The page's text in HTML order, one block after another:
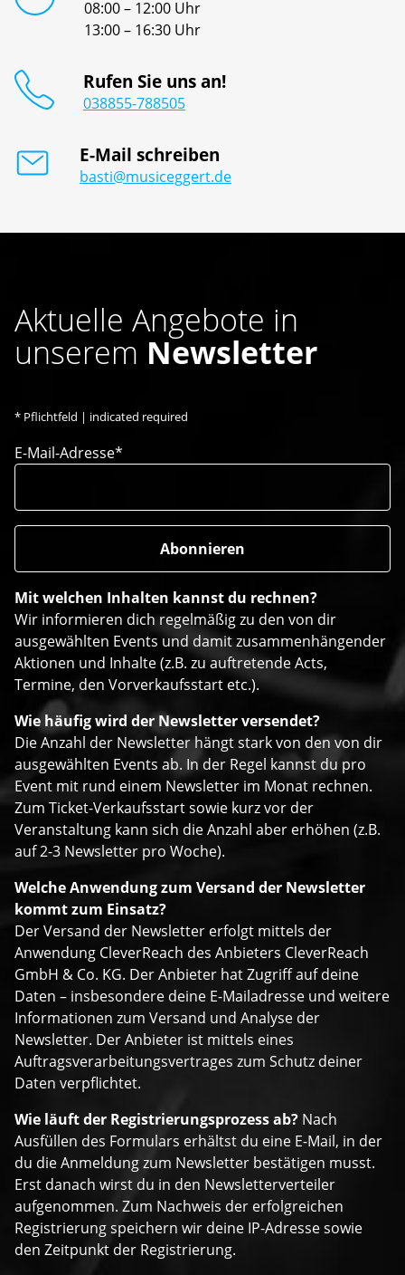
08:00 – 12:00 Uhr
13:00 – 16:30 Uhr
Rufen Sie uns an!
038855-788505
E-Mail schreiben
basti@musiceggert.de
Aktuelle Angebote in
unserem Newsletter
* Pflichtfeld | indicated required
E-Mail-Adresse*
Mit welchen Inhalten kannst du rechnen?
Wir informieren dich regelmäßig zu den von dir
ausgewählten Events und damit zusammenhängender
Aktionen und Inhalte (z.B. zu auftretende Acts,
Termine, den Vorverkaufsstart etc.).
Wie häufig wird der Newsletter versendet?
Die Anzahl der Newsletter hängt stark von den von dir
ausgewählten Events ab. In der Regel kannst du pro
Event mit rund einem Newsletter im Monat rechnen.
Zum Ticket-Verkaufsstart sowie kurz vor der
Veranstaltung kann sich die Anzahl aber erhöhen (z.B.
auf 2-3 Newsletter pro Woche).
Welche Anwendung zum Versand der Newsletter
kommt zum Einsatz?
Der Versand der Newsletter erfolgt mittels der
Anwendung CleverReach des Anbieters CleverReach
GmbH & Co. KG. Der Anbieter hat Zugriff auf deine
Daten – insbesondere deine E-Mailadresse und weitere
Informationen zum Versand und Analyse der
Newsletter. Der Anbieter ist mittels eines
Auftragsverarbeitungsvertrages zum Schutz deiner
Daten verpflichtet.
Wie läuft der Registrierungsprozess ab? Nach
Ausfüllen des Formulars erhältst du eine E-Mail, in der
du die Anmeldung zum Newsletter bestätigen musst.
Erst danach wirst du in den Newsletterverteiler
aufgenommen. Zum Nachweis der erfolgreichen
Registrierung speichern wir deine IP-Adresse sowie
den Zeitpunkt der Registrierung.